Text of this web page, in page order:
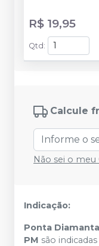
R$ 19,95
Qtd :
Calcule
Não sei o meu
Indicação:
Ponta
PM são